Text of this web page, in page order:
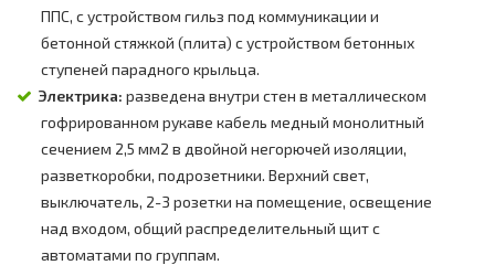
ППС, с устройством гильз под коммуникации и
бетонной стяжкой (плита) с устройством бетонных
ступеней парадного крыльца.
Электрика: разведена внутри стен в металлическом
гофрированном рукаве кабель медный монолитный
сечением 2,5 мм2 в двойной негорючей изоляции,
разветкоробки, подрозетники. Верхний свет,
выключатель, 2-3 розетки на помещение, освещение
над входом, общий распределительный щит с
автоматами по группам.